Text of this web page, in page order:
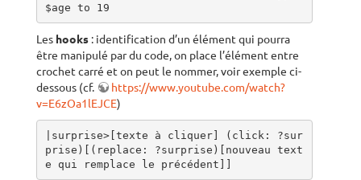
$age to 19
Les hooks : identification d’un élément qui pourra
être manipulé par du code, on place l’élément entre
crochet carré et on peut le nommer, voir exemple ci-
dessous (cf.
https://www.youtube.com/watch?
v=E6zOa1lEJCE)
|surprise>[texte à cliquer] (click: ?sur
prise)[(replace: ?surprise)[nouveau text
e qui remplace le précédent]]